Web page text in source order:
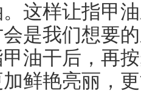
这样让指甲
是我们想要
油干后，再
鲜艳亮丽，